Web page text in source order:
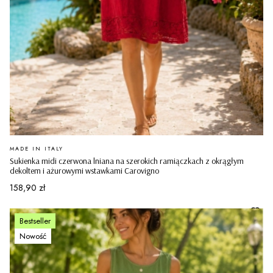
Sukienka midi czerwona lniana na szerokich ramiączkach z okrągłym
dekoltem i ażurowymi wstawkami Carovigno
PRODUCENT
MADE IN ITALY
Cena
158,90 zł
Bestseller
Nowość